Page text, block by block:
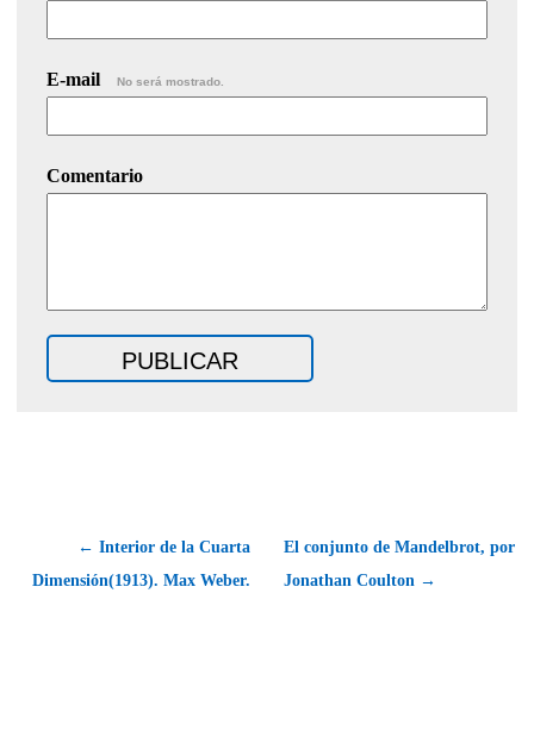
E-mail No será mostrado.
Comentario
← Interior de la Cuarta
Dimensión(1913). Max Weber.
El conjunto de Mandelbrot, por
Jonathan Coulton →